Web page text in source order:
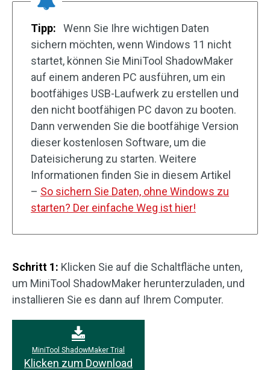
Tipp:
Wenn Sie Ihre wichtigen Daten
sichern möchten, wenn Windows 11 nicht
startet, können Sie MiniTool ShadowMaker
auf einem anderen PC ausführen, um ein
bootfähiges USB-Laufwerk zu erstellen und
den nicht bootfähigen PC davon zu booten.
Dann verwenden Sie die bootfähige Version
dieser kostenlosen Software, um die
Dateisicherung zu starten. Weitere
Informationen finden Sie in diesem Artikel
– So sichern Sie Daten, ohne Windows zu
starten? Der einfache Weg ist hier!
Schritt 1: Klicken Sie auf die Schaltfläche unten,
um MiniTool ShadowMaker herunterzuladen, und
installieren Sie es dann auf Ihrem Computer.
MiniTool ShadowMaker Trial
Klicken zum Download